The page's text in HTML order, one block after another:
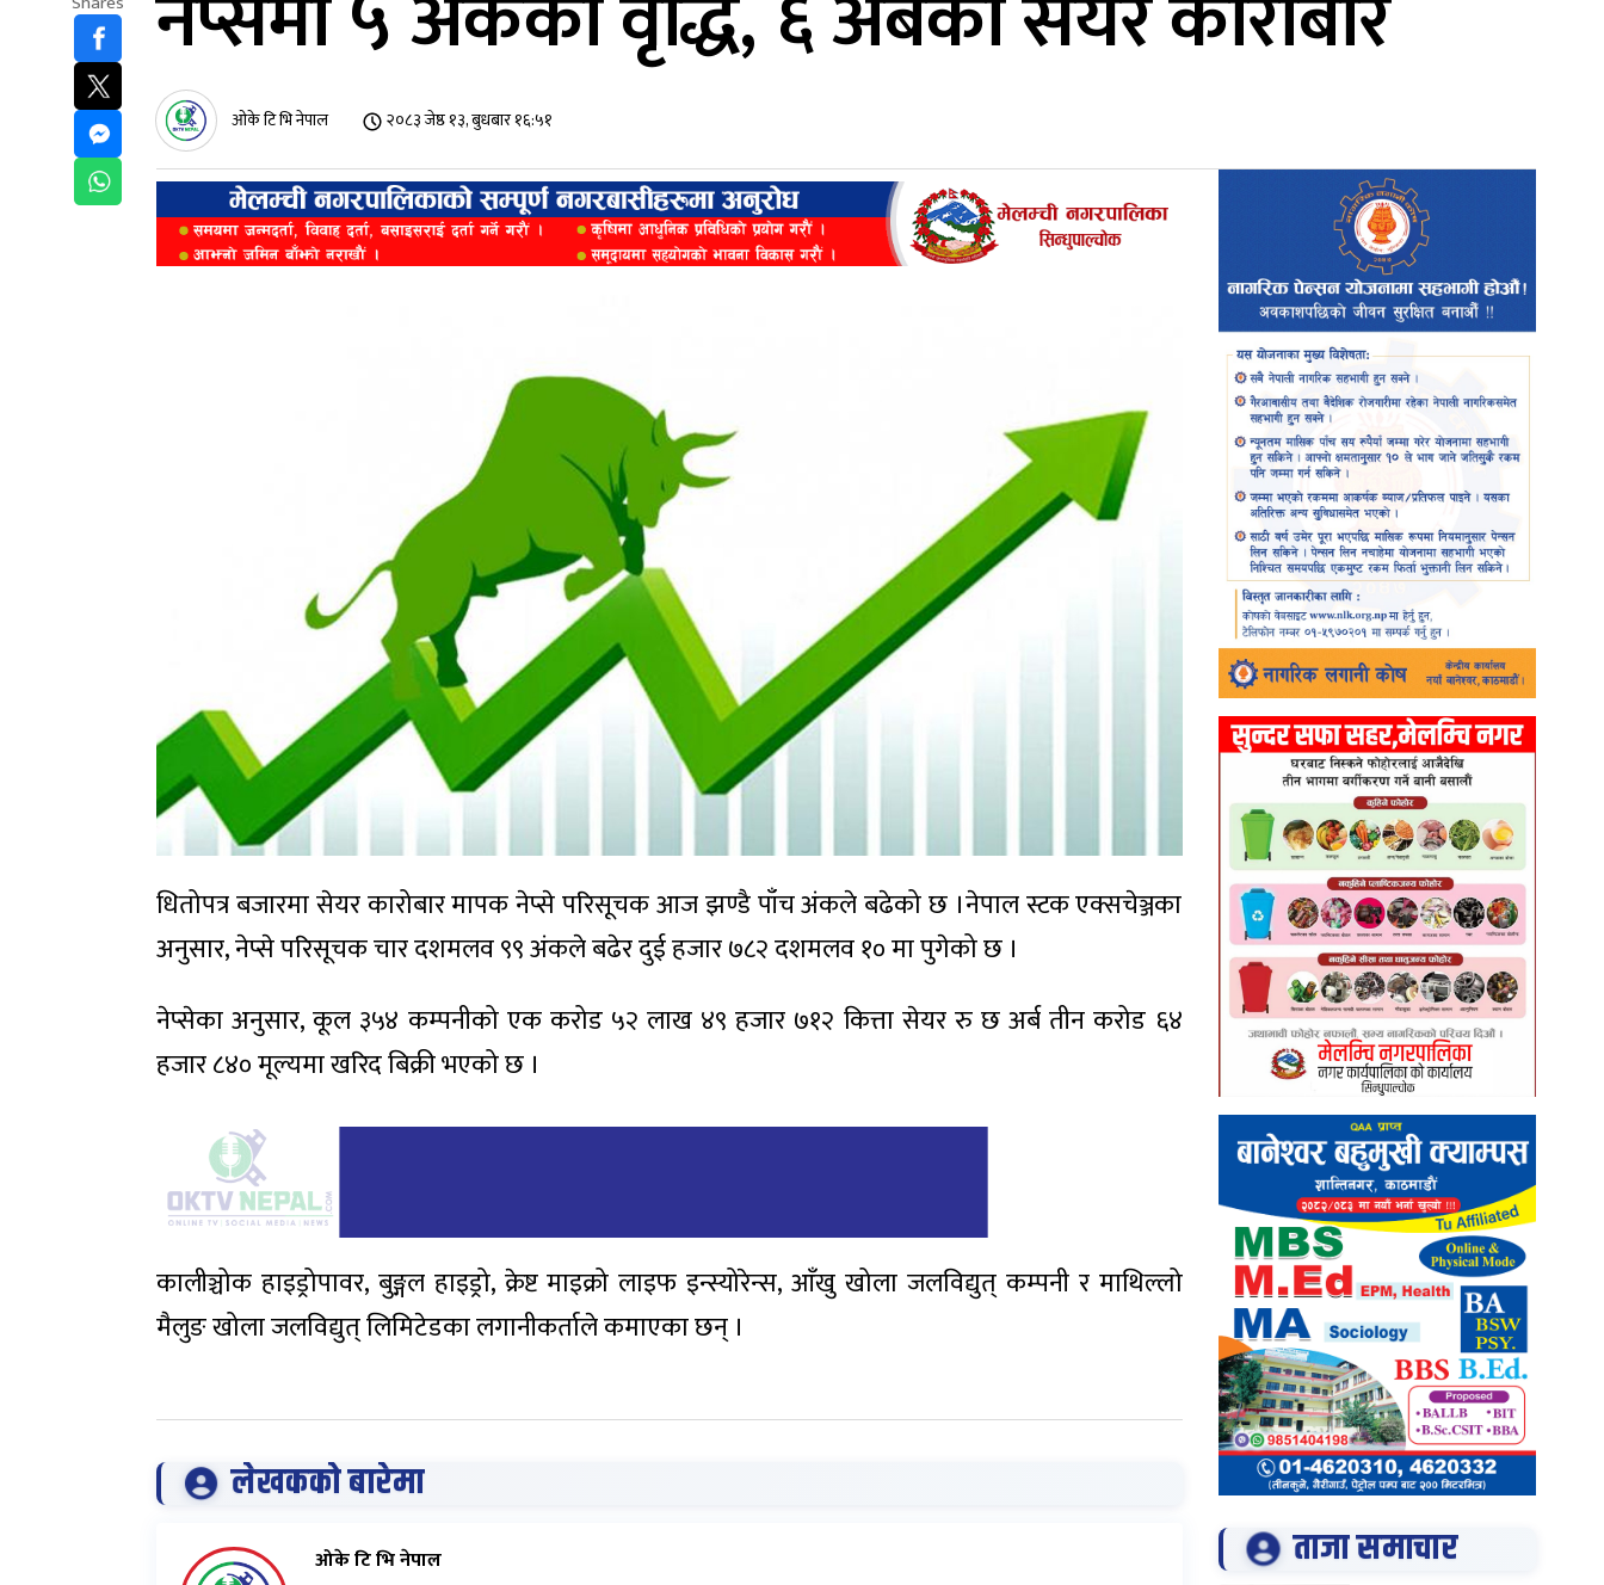
ओके टि भि नेपाल २०८३ जेष्ठ १३, बुधबार १६:५१
धितोपत्र बजारमा सेयर कारोबार मापक नेप्से परिसूचक आज झण्डै पाँच अंकले बढेको छ ।नेपाल स्टक एक्सचेञ्जका
अनुसार, नेप्से परिसूचक चार दशमलव ९९ अंकले बढेर दुई हजार ७८२ दशमलव १० मा पुगेको छ ।
नेप्सेका अनुसार, कूल ३५४ कम्पनीको एक करोड ५२ लाख ४९ हजार ७१२ कित्ता सेयर रु छ अर्ब तीन करोड ६४
हजार ८४० मूल्यमा खरिद बिक्री भएको छ ।
कालीञ्चोक हाइड्रोपावर, बुङ्गल हाइड्रो, क्रेष्ट माइक्रो लाइफ इन्स्योरेन्स, आँखु खोला जलविद्युत् कम्पनी र माथिल्लो
मैलुङ खोला जलविद्युत् लिमिटेडका लगानीकर्ताले कमाएका छन् ।
लेखकको बारेमा
ओके टि भि नेपाल ताजा समाचार